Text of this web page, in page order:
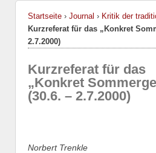
Startseite › Journal › Kritik der
Kurzreferat für das „Konkret
2.7.2000)
Kurzreferat für das
„Konkret
(30.6. – 2.7.2000)
Norbert Trenkle